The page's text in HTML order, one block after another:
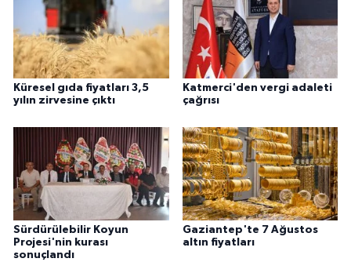
Küresel gıda fiyatları 3,5
yılın zirvesine çıktı
Katmerci'den vergi adaleti
çağrısı
Sürdürülebilir Koyun
Projesi'nin kurası
sonuçlandı
Gaziantep'te 7 Ağustos
altın fiyatları